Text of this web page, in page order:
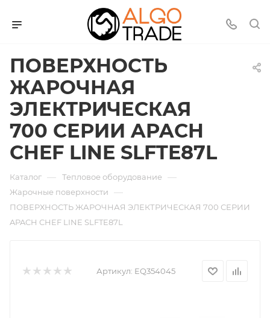
ПОВЕРХНОСТЬ
ЖАРОЧНАЯ
ЭЛЕКТРИЧЕСКАЯ
700 СЕРИИ APACH
CHEF LINE SLFTE87L
Каталог — Тепловое оборудование —
Жарочные поверхности —
ПОВЕРХНОСТЬ ЖАРОЧНАЯ ЭЛЕКТРИЧЕСКАЯ 700 СЕРИИ
APACH CHEF LINE SLFTE87L
Артикул: EQ354045